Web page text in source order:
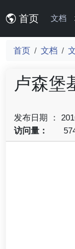
首页 文档
首页 文档
卢森堡
发布日期 ：
访问量：